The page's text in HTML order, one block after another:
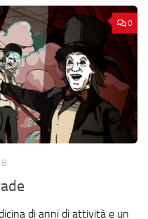
0
di anni di attività e un